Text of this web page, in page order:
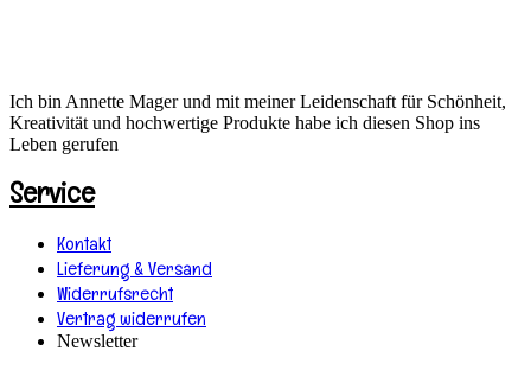
Ich bin Annette Mager und mit meiner Leidenschaft für Schönheit,
Kreativität und hochwertige Produkte habe ich diesen Shop ins
Leben gerufen
Service
Kontakt
Lieferung & Versand
Widerrufsrecht
Vertrag widerrufen
Newsletter